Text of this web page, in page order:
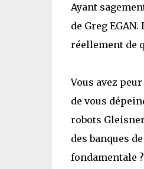
Ayant
de Greg
réellement de
Vous avez
de vous
robots
des banques
fondamentale